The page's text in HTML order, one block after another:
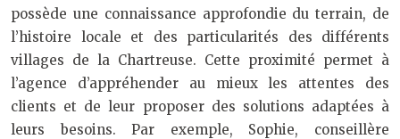
possède une connaissance approfondie du terrain, de
l’histoire locale et des particularités des différents
villages de la Chartreuse. Cette proximité permet à
l’agence d’appréhender au mieux les attentes des
clients et de leur proposer des solutions adaptées à
leurs besoins. Par exemple, Sophie, conseillère